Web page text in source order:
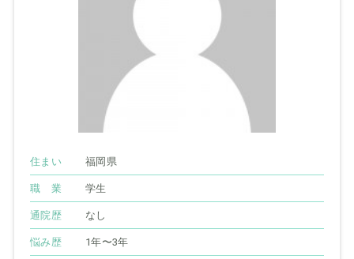
住まい 福岡県
職 業 学生
通院歴 なし
悩み歴 1年〜3年